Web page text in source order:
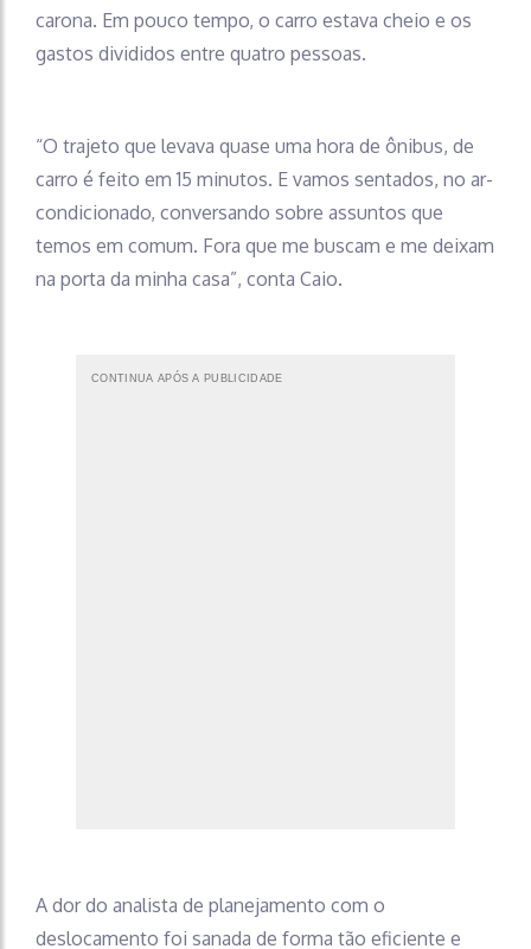
carona. Em pouco tempo, o carro estava cheio e os
gastos divididos entre quatro pessoas.
“O trajeto que levava quase uma hora de ônibus, de
carro é feito em 15 minutos. E vamos sentados, no ar-
condicionado, conversando sobre assuntos que
temos em comum. Fora que me buscam e me deixam
na porta da minha casa”, conta Caio.
CONTINUA APÓS A PUBLICIDADE
A dor do analista de planejamento com o
deslocamento foi sanada de forma tão eficiente e